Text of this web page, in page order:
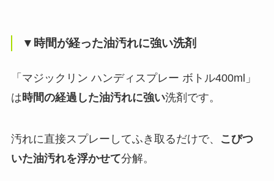
▼時間が経った油汚れに強い洗剤
「マジックリン ハンディスプレー ボトル400ml」
は時間の経過した油汚れに強い洗剤です。
汚れに直接スプレーしてふき取るだけで、
こびつ
いた油汚れを浮かせて分解。